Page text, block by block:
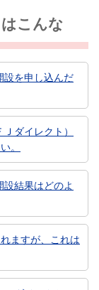
こんな
設を申し込んだ
ダイレクト）
。
結果はどのよ
ますが、これは